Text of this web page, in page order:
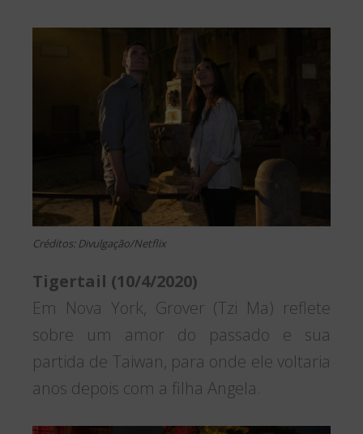
Créditos: Divulgação/Netflix
Tigertail (10/4/2020)
Em Nova York, Grover (Tzi Ma) reflete
sobre um amor do passado e sua
partida de Taiwan, para onde ele voltaria
anos depois com a filha Angela.